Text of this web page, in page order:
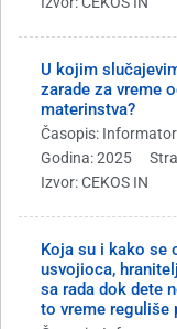
U kojim
zarade za vreme
materinstva?
Časopis: Informator
Godina: 2025
Izvor: CEKOS IN
Koja su i kako se
usvojioca,
sa rada dok dete
to vreme reguliše